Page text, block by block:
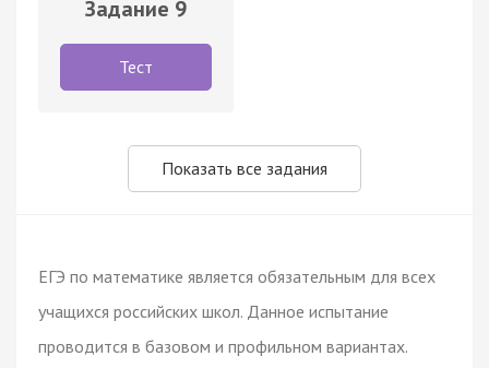
Задание 9
Тест
Показать все задания
ЕГЭ по математике является обязательным для всех
учащихся российских школ. Данное испытание
проводится в базовом и профильном вариантах.